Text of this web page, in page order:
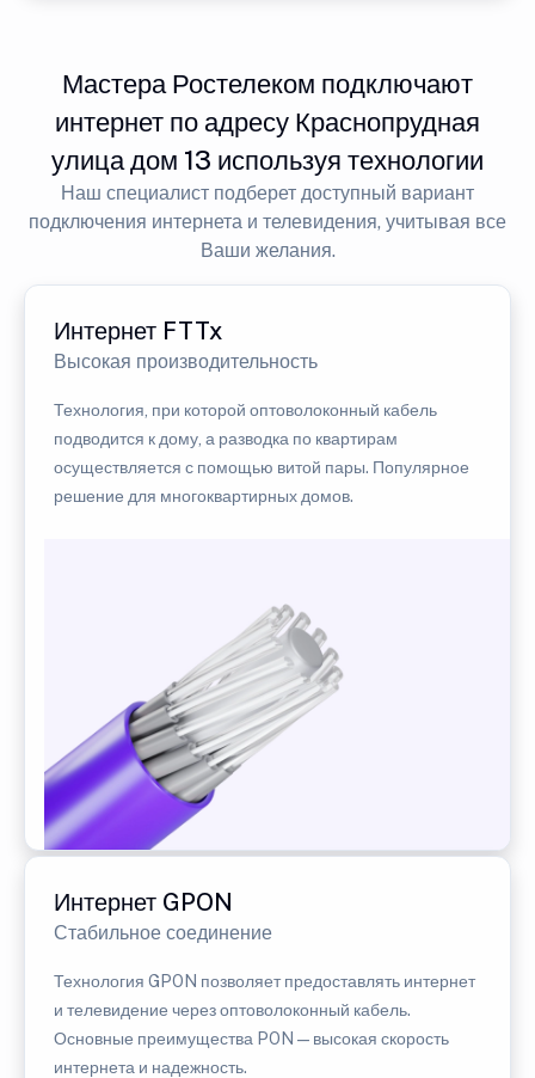
Мастера Ростелеком подключают
интернет по адресу Краснопрудная
улица дом 13 используя технологии
Наш специалист подберет доступный вариант
подключения интернета и телевидения, учитывая все
Ваши желания.
Интернет FTTx
Высокая производительность
Технология, при которой оптоволоконный кабель
подводится к дому, а разводка по квартирам
осуществляется с помощью витой пары. Популярное
решение для многоквартирных домов.
Интернет GPON
Стабильное соединение
Технология GPON позволяет предоставлять интернет
и телевидение через оптоволоконный кабель.
Основные преимущества PON — высокая скорость
интернета и надежность.